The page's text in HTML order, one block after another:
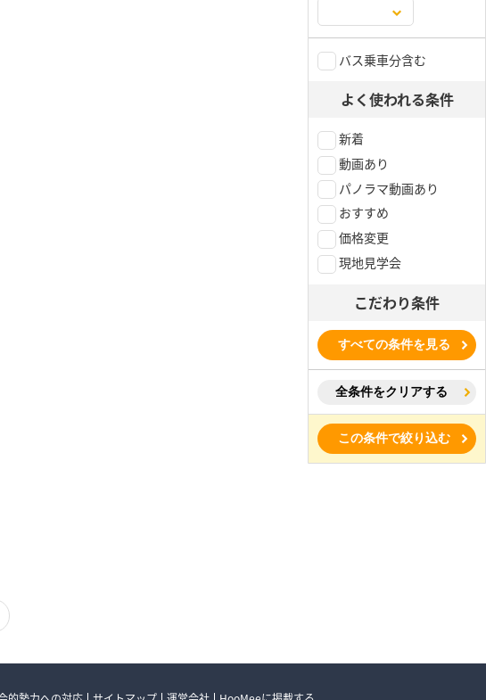
バス乗車分含む
よく使われる条件
新着
動画あり
パノラマ動画あり
おすすめ
価格変更
現地見学会
こだわり条件
すべての条件を見る
全条件をクリアする
この条件で絞り込む